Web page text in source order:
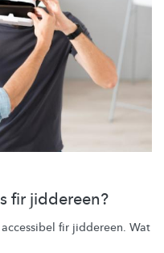
fir jiddereen?
fir jiddereen. Wat